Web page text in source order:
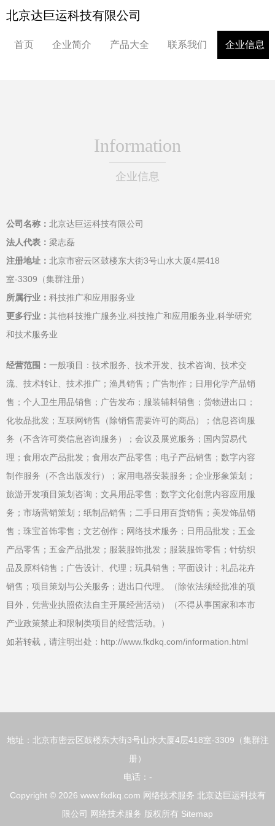
北京达巨运科技有限公司
首页 企业简介 产品大全 联系我们 企业信息
Information
企业信息
公司名称： 北京达巨运科技有限公司
法人代表： 梁志磊
注册地址： 北京市密云区鼓楼东大街3号山水大厦4层418
室-3309（集群注册）
所属行业： 科技推广和应用服务业
更多行业： 其他科技推广服务业,科技推广和应用服务业,科学研究
和技术服务业
经营范围： 一般项目：技术服务、技术开发、技术咨询、技术交
流、技术转让、技术推广；渔具销售；广告制作；日用化学产品销
售；个人卫生用品销售；广告发布；服装辅料销售；货物进出口；
化妆品批发；互联网销售（除销售需要许可的商品）；信息咨询服
务（不含许可类信息咨询服务）；会议及展览服务；国内贸易代
理；食用农产品批发；食用农产品零售；电子产品销售；数字内容
制作服务（不含出版发行）；家用电器安装服务；企业形象策划；
旅游开发项目策划咨询；文具用品零售；数字文化创意内容应用服
务；市场营销策划；纸制品销售；二手日用百货销售；美发饰品销
售；珠宝首饰零售；文艺创作；网络技术服务；日用品批发；五金
产品零售；五金产品批发；服装服饰批发；服装服饰零售；针纺织
品及原料销售；广告设计、代理；玩具销售；平面设计；礼品花卉
销售；项目策划与公关服务；进出口代理。（除依法须经批准的项
目外，凭营业执照依法自主开展经营活动）（不得从事国家和本市
产业政策禁止和限制类项目的经营活动。）
如若转载，请注明出处：http://www.fkdkq.com/information.html
地址：北京市密云区鼓楼东大街3号山水大厦4层418室-3309（集群注
册）
电话：-
Copyright © 2026 www.fkdkq.com 网络技术服务 北京达巨运科技有
限公司 网络技术服务 版权所有 Sitemap